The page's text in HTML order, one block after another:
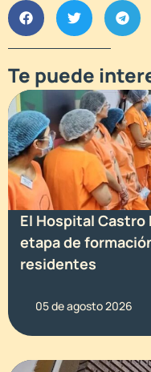
Te puede
El Hospital Castro
etapa de
residentes
05 de agosto 2026